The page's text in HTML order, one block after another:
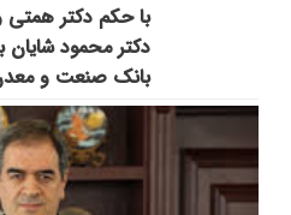
با حکم دکتر همتی
دکتر محمود
بانک صنعت و